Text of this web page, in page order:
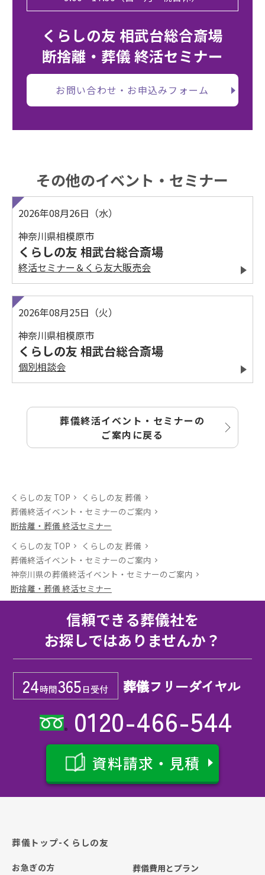
くらしの友 相武台総合斎場
断捨離・葬儀 終活セミナー
お問い合わせ・お申込みフォーム
その他のイベント・セミナー
2026年08月26日（水）
神奈川県相模原市
くらしの友 相武台総合斎場
終活セミナー＆くら友大販売会
2026年08月25日（火）
神奈川県相模原市
くらしの友 相武台総合斎場
個別相談会
葬儀終活イベント・セミナーの
ご案内に戻る
くらしの友 TOP
くらしの友 葬儀
葬儀終活イベント・セミナーのご案内
断捨離・葬儀 終活セミナー
くらしの友 TOP
くらしの友 葬儀
葬儀終活イベント・セミナーのご案内
神奈川県の葬儀終活イベント・セミナーのご案内
断捨離・葬儀 終活セミナー
信頼できる葬儀社を
お探しではありませんか？
24時間365日受付 葬儀フリーダイヤル
0120-466-544
資料請求・見積
葬儀トップ-くらしの友
お急ぎの方
葬儀費用とプラン